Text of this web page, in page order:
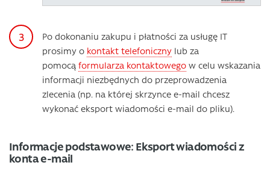
Po dokonaniu zakupu i płatności za usługę IT
prosimy o kontakt telefoniczny lub za
pomocą formularza kontaktowego w celu wskazania
informacji niezbędnych do przeprowadzenia
zlecenia (np. na której skrzynce e-mail chcesz
wykonać eksport wiadomości e-mail do pliku).
Informacje podstawowe: Eksport wiadomości z
konta e-mail